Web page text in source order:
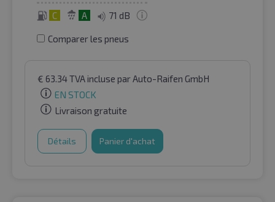
C A 71 dB
Comparer les pneus
€ 63.34TVA incluse par Auto-Raifen GmbH
EN STOCK
Livraison gratuite
Détails Panier d'achat